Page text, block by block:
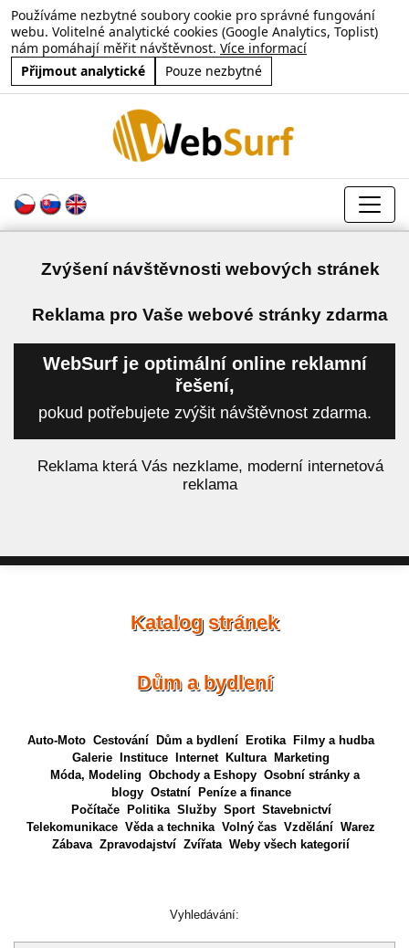
Používáme nezbytné soubory cookie pro správné fungování
webu. Volitelné analytické cookies (Google Analytics, Toplist)
nám pomáhají měřit návštěvnost. Více informací
Přijmout analytické
Pouze nezbytné
Zvýšení návštěvnosti webových stránek
Reklama pro Vaše webové stránky zdarma
WebSurf je optimální online reklamní
řešení,
pokud potřebujete zvýšit návštěvnost zdarma.
Reklama která Vás nezklame, moderní internetová
reklama
Katalog stránek
Dům a bydlení
Auto-Moto Cestování Dům a bydlení Erotika
Filmy a hudba
Galerie
Instituce Internet Kultura
Marketing
Móda, Modeling Obchody a Eshopy Osobní stránky a
blogy Ostatní
Peníze a finance
Počítače
Politika Služby Sport Stavebnictví
Telekomunikace Věda a technika Volný čas Vzdělání Warez
Zábava Zpravodajství Zvířata Weby všech kategorií
Vyhledávání: